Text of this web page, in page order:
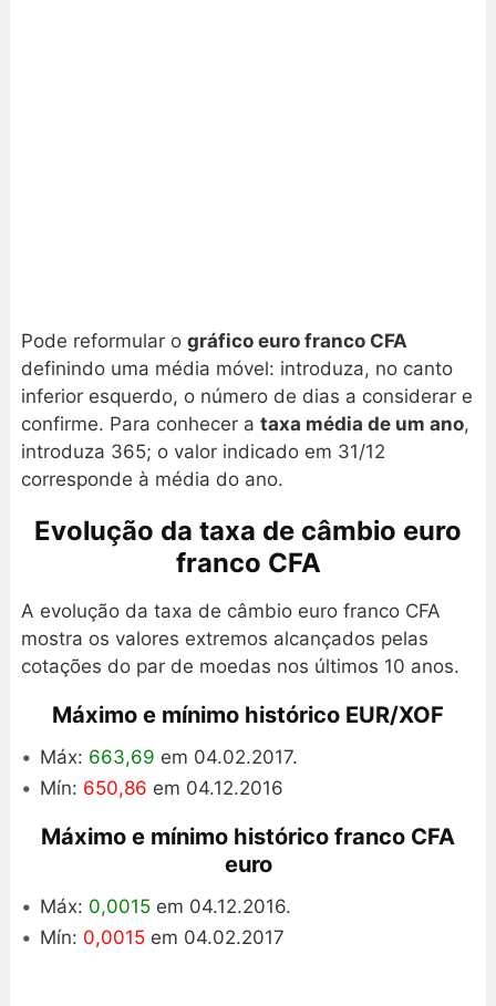
Pode reformular o gráfico euro franco CFA
definindo uma média móvel: introduza, no canto
inferior esquerdo, o número de dias a considerar e
confirme. Para conhecer a taxa média de um ano,
introduza 365; o valor indicado em 31/12
corresponde à média do ano.
Evolução da taxa de câmbio euro
franco CFA
A evolução da taxa de câmbio euro franco CFA
mostra os valores extremos alcançados pelas
cotações do par de moedas nos últimos 10 anos.
Máximo e mínimo histórico EUR/XOF
Máx: 663,69 em 04.02.2017.
Mín: 650,86 em 04.12.2016
Máximo e mínimo histórico franco CFA
euro
Máx: 0,0015em 04.12.2016.
Mín: 0,0015em 04.02.2017